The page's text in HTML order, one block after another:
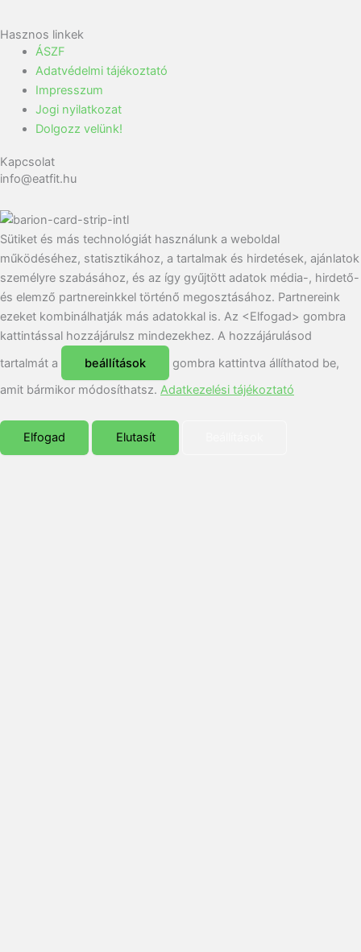
Hasznos linkek
ÁSZF
Adatvédelmi tájékoztató
Impresszum
Jogi nyilatkozat
Dolgozz velünk!
Kapcsolat
info@eatfit.hu
Sütiket és más technológiát használunk a weboldal
működéséhez, statisztikához, a tartalmak és hirdetések, ajánlatok
személyre szabásához, és az így gyűjtött adatok média-, hirdető-
és elemző partnereinkkel történő megosztásához. Partnereink
ezeket kombinálhatják más adatokkal is. Az <Elfogad> gombra
kattintással hozzájárulsz mindezekhez. A hozzájárulásod
tartalmát a
beállítások
gombra kattintva állíthatod be,
amit bármikor módosíthatsz. Adatkezelési tájékoztató
Elfogad Elutasít